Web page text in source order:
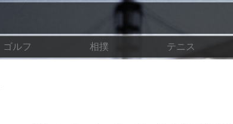
ゴルフ 相撲 テニス